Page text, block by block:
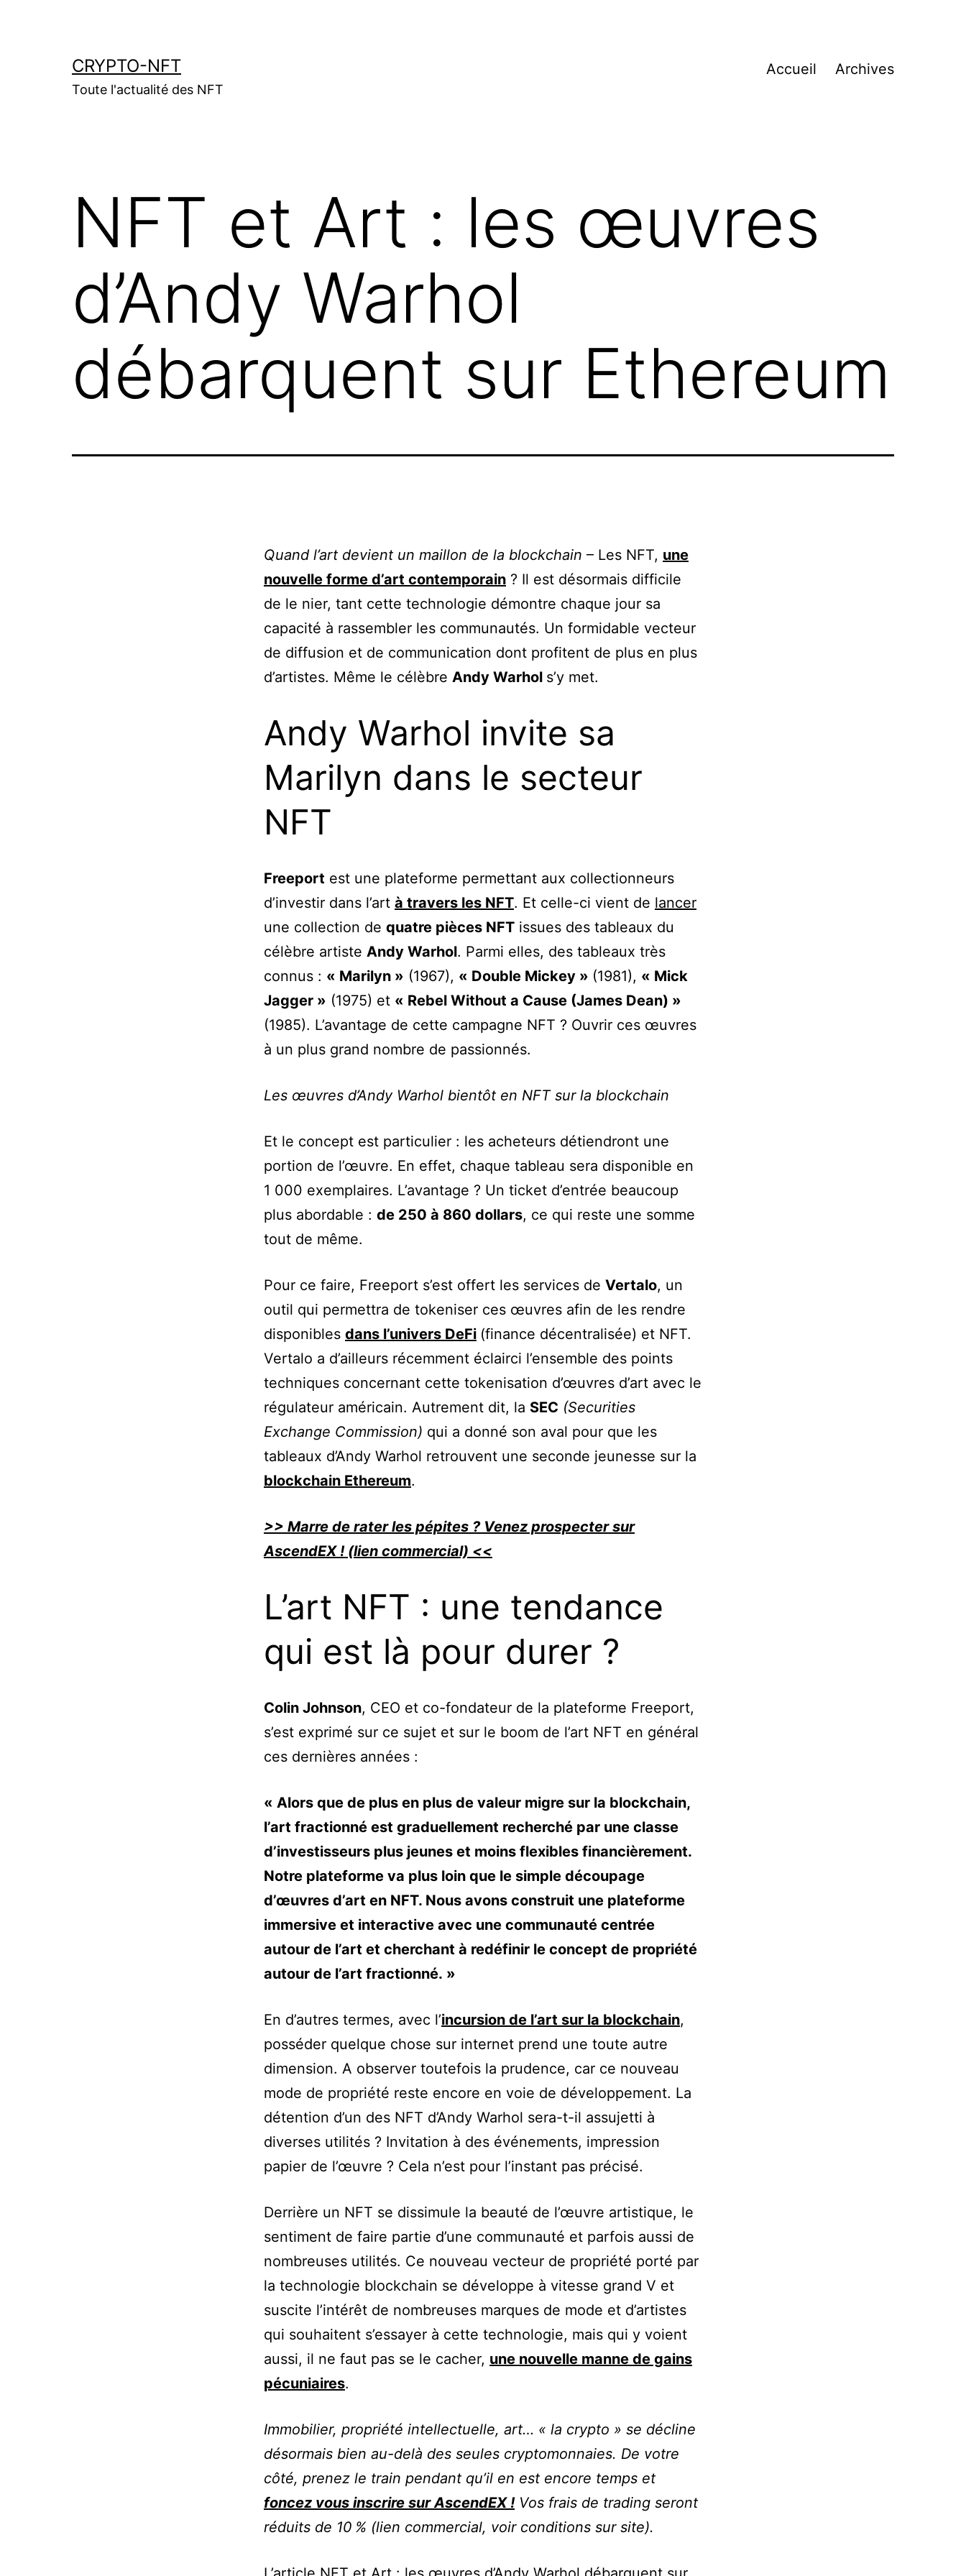
CRYPTO-NFT
Toute l'actualité des NFT
Accueil Archives
NFT et Art : les œuvres
d’Andy Warhol
débarquent sur Ethereum
Quand l’art devient un maillon de la blockchain – Les NFT, une
nouvelle forme d’art contemporain ? Il est désormais difficile
de le nier, tant cette technologie démontre chaque jour sa
capacité à rassembler les communautés. Un formidable vecteur
de diffusion et de communication dont profitent de plus en plus
d’artistes. Même le célèbre Andy Warhol s’y met.
Andy Warhol invite sa
Marilyn dans le secteur
NFT
Freeport est une plateforme permettant aux collectionneurs
d’investir dans l’art à travers les NFT. Et celle-ci vient de lancer
une collection de quatre pièces NFT issues des tableaux du
célèbre artiste Andy Warhol. Parmi elles, des tableaux très
connus : « Marilyn » (1967), « Double Mickey » (1981), « Mick
Jagger » (1975) et « Rebel Without a Cause (James Dean) »
(1985). L’avantage de cette campagne NFT ? Ouvrir ces œuvres
à un plus grand nombre de passionnés.
Les œuvres d’Andy Warhol bientôt en NFT sur la blockchain
Et le concept est particulier : les acheteurs détiendront une
portion de l’œuvre. En effet, chaque tableau sera disponible en
1 000 exemplaires. L’avantage ? Un ticket d’entrée beaucoup
plus abordable : de 250 à 860 dollars, ce qui reste une somme
tout de même.
Pour ce faire, Freeport s’est offert les services de Vertalo, un
outil qui permettra de tokeniser ces œuvres afin de les rendre
disponibles dans l’univers DeFi (finance décentralisée) et NFT.
Vertalo a d’ailleurs récemment éclairci l’ensemble des points
techniques concernant cette tokenisation d’œuvres d’art avec le
régulateur américain. Autrement dit, la SEC (Securities
Exchange Commission) qui a donné son aval pour que les
tableaux d’Andy Warhol retrouvent une seconde jeunesse sur la
blockchain Ethereum.
>> Marre de rater les pépites ? Venez prospecter sur
AscendEX ! (lien commercial) <<
L’art NFT : une tendance
qui est là pour durer ?
Colin Johnson, CEO et co-fondateur de la plateforme Freeport,
s’est exprimé sur ce sujet et sur le boom de l’art NFT en général
ces dernières années :
« Alors que de plus en plus de valeur migre sur la blockchain,
l’art fractionné est graduellement recherché par une classe
d’investisseurs plus jeunes et moins flexibles financièrement.
Notre plateforme va plus loin que le simple découpage
d’œuvres d’art en NFT. Nous avons construit une plateforme
immersive et interactive avec une communauté centrée
autour de l’art et cherchant à redéfinir le concept de propriété
autour de l’art fractionné. »
En d’autres termes, avec l’incursion de l’art sur la blockchain,
posséder quelque chose sur internet prend une toute autre
dimension. A observer toutefois la prudence, car ce nouveau
mode de propriété reste encore en voie de développement. La
détention d’un des NFT d’Andy Warhol sera-t-il assujetti à
diverses utilités ? Invitation à des événements, impression
papier de l’œuvre ? Cela n’est pour l’instant pas précisé.
Derrière un NFT se dissimule la beauté de l’œuvre artistique, le
sentiment de faire partie d’une communauté et parfois aussi de
nombreuses utilités. Ce nouveau vecteur de propriété porté par
la technologie blockchain se développe à vitesse grand V et
suscite l’intérêt de nombreuses marques de mode et d’artistes
qui souhaitent s’essayer à cette technologie, mais qui y voient
aussi, il ne faut pas se le cacher, une nouvelle manne de gains
pécuniaires.
Immobilier, propriété intellectuelle, art… « la crypto » se décline
désormais bien au-delà des seules cryptomonnaies. De votre
côté, prenez le train pendant qu’il en est encore temps et
foncez vous inscrire sur AscendEX !Vos frais de trading seront
réduits de 10 % (lien commercial, voir conditions sur site).